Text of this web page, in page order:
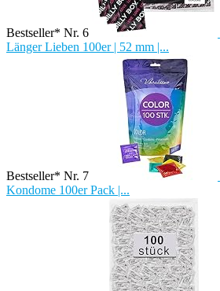
Bestseller* Nr. 6
Länger Lieben 100er | 52 mm |...
Bestseller* Nr. 7
Kondome 100er Pack |...